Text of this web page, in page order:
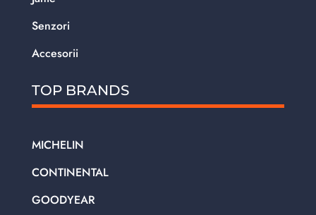
Senzori
Accesorii
TOP BRANDS
MICHELIN
CONTINENTAL
GOODYEAR